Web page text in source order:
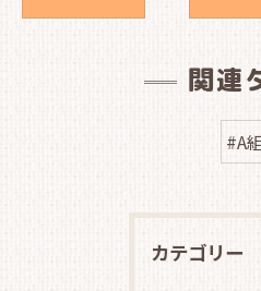
関連
#A
カテゴリー